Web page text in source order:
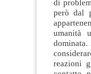
di
però dal
umanità
reazioni